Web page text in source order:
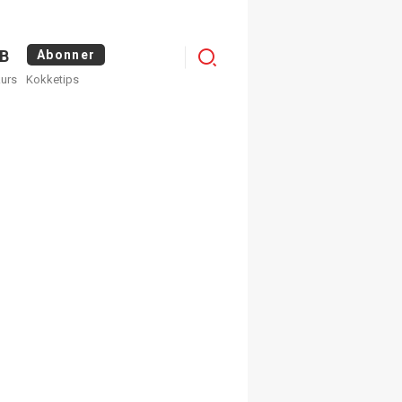
Abonner
Kokketips
Logg